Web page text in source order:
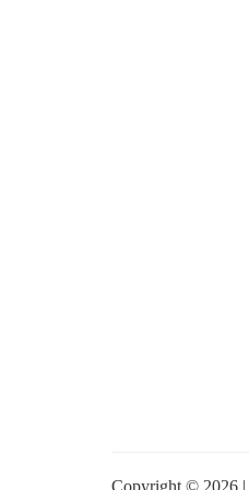
Copyright © 2026 |